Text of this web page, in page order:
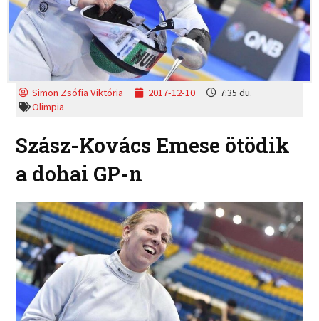
Simon Zsófia Viktória 2017-12-10
7:35 du.
Olimpia
Szász-Kovács Emese ötödik
a dohai GP-n